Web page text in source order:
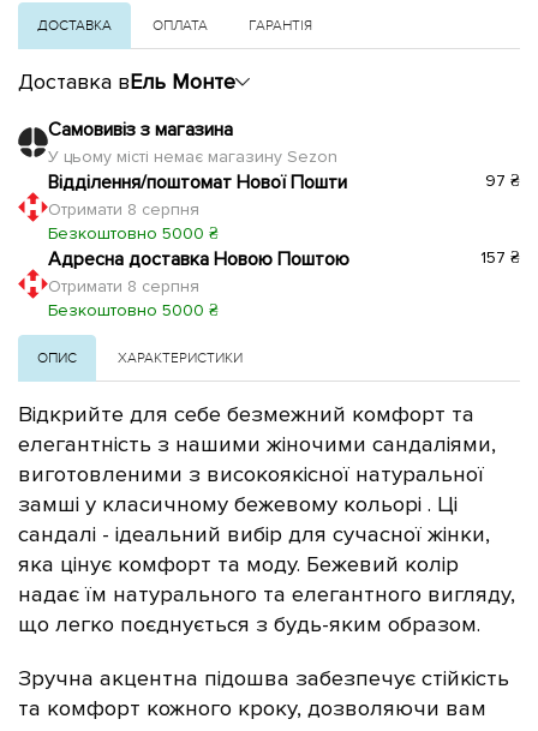
ДОСТАВКА ОПЛАТА ГАРАНТІЯ
Доставка вЕль Монте
Самовивіз з магазина
У цьому місті немає магазину Sezon
Відділення/поштомат Нової Пошти
Отримати 8 серпня
Безкоштовно 5000 ₴
97 ₴
Адресна доставка Новою Поштою
Отримати 8 серпня
Безкоштовно 5000 ₴
157 ₴
ОПИС ХАРАКТЕРИСТИКИ
Відкрийте для себе безмежний комфорт та
елегантність з нашими жіночими сандаліями,
виготовленими з високоякісної натуральної
замші у класичному бежевому кольорі . Ці
сандалі - ідеальний вибір для сучасної жінки,
яка цінує комфорт та моду. Бежевий колір
надає їм натурального та елегантного вигляду,
що легко поєднується з будь-яким образом.
Зручна акцентна підошва забезпечує стійкість
та комфорт кожного кроку, дозволяючи вам